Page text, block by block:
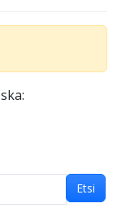
Etsi